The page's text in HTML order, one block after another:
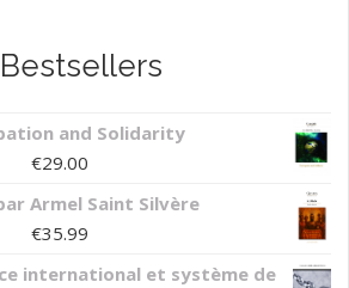
Bestsellers
and Solidarity
€29.00
Armel Saint Silvère
€35.99
international et système de